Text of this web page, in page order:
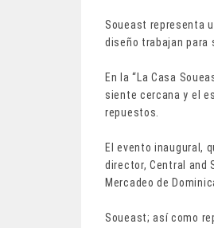
Soueast representa
diseño trabajan para
En la “La Casa
siente cercana y el
repuestos.
El evento inaugural,
director, Central and
Mercadeo de
Soueast; así como